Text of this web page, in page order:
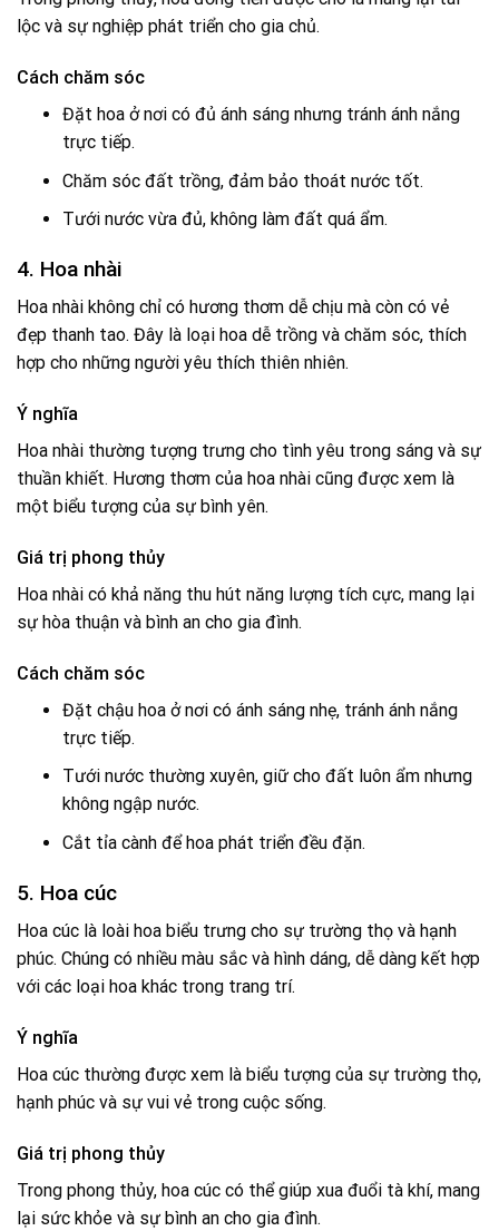
lộc và sự nghiệp phát triển cho gia chủ.
Cách chăm sóc
Đặt hoa ở nơi có đủ ánh sáng nhưng tránh ánh nắng
trực tiếp.
Chăm sóc đất trồng, đảm bảo thoát nước tốt.
Tưới nước vừa đủ, không làm đất quá ẩm.
4. Hoa nhài
Hoa nhài không chỉ có hương thơm dễ chịu mà còn có vẻ
đẹp thanh tao. Đây là loại hoa dễ trồng và chăm sóc, thích
hợp cho những người yêu thích thiên nhiên.
Ý nghĩa
Hoa nhài thường tượng trưng cho tình yêu trong sáng và sự
thuần khiết. Hương thơm của hoa nhài cũng được xem là
một biểu tượng của sự bình yên.
Giá trị phong thủy
Hoa nhài có khả năng thu hút năng lượng tích cực, mang lại
sự hòa thuận và bình an cho gia đình.
Cách chăm sóc
Đặt chậu hoa ở nơi có ánh sáng nhẹ, tránh ánh nắng
trực tiếp.
Tưới nước thường xuyên, giữ cho đất luôn ẩm nhưng
không ngập nước.
Cắt tỉa cành để hoa phát triển đều đặn.
5. Hoa cúc
Hoa cúc là loài hoa biểu trưng cho sự trường thọ và hạnh
phúc. Chúng có nhiều màu sắc và hình dáng, dễ dàng kết hợp
với các loại hoa khác trong trang trí.
Ý nghĩa
Hoa cúc thường được xem là biểu tượng của sự trường thọ,
hạnh phúc và sự vui vẻ trong cuộc sống.
Giá trị phong thủy
Trong phong thủy, hoa cúc có thể giúp xua đuổi tà khí, mang
lại sức khỏe và sự bình an cho gia đình.